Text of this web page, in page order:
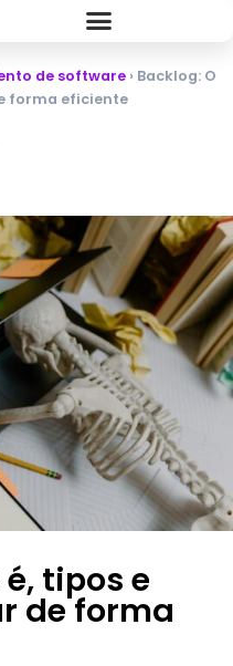
de software › Backlog: O
forma eficiente
tipos e
de forma